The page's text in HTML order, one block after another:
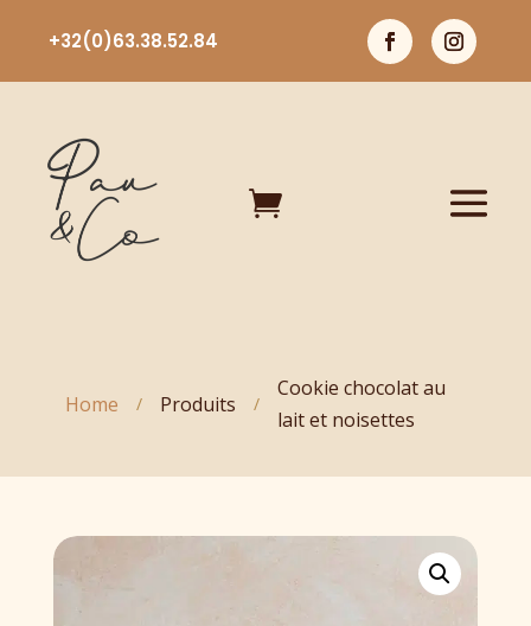
+32(0)63.38.52.84

Home / Produits /
Cookie chocolat au
lait et noisettes